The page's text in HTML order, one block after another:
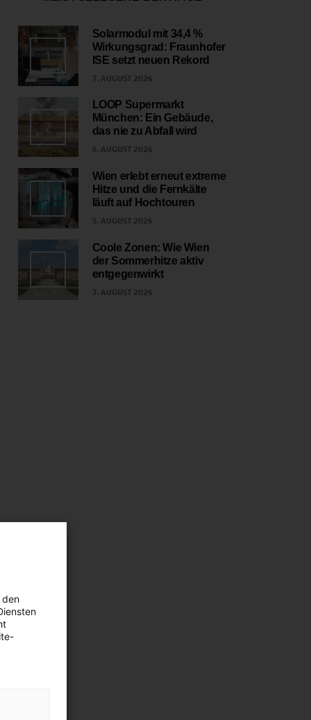
1
Solarmodul mit 34,4 %
Wirkungsgrad: Fraunhofer
ISE setzt neuen Rekord
7. AUGUST 2026
2
LOOP Supermarkt
München: Ein Gebäude,
das nie zu Abfall wird
6. AUGUST 2026
3
Wien erlebt erneut extreme
Hitze und die Fernkälte
läuft auf Hochtouren
5. AUGUST 2026
4
Coole Zonen: Wie Wien
der Sommerhitze aktiv
entgegenwirkt
3. AUGUST 2026
den